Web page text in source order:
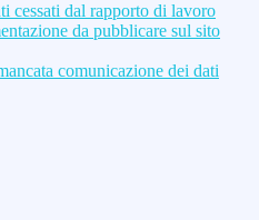
cessati dal rapporto di lavoro
da pubblicare sul sito
comunicazione dei dati